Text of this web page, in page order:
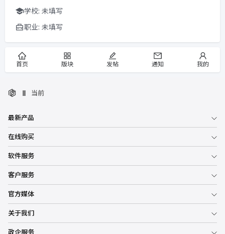
学校: 未填写
职业: 未填写
首页 版块 发帖 通知 我的
当前
最新产品
在线购买
软件服务
客户服务
官方媒体
关于我们
政企服务